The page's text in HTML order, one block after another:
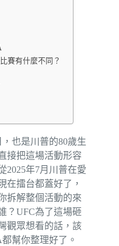
賽有什麼不同？
也是川普的80歲生
接把這場活動形容
2025年7月川普在愛
在擂台都蓋好了，
拆解整個活動的來
？UFC為了這場砸
觀眾想看的話，該
幫你整理好了。